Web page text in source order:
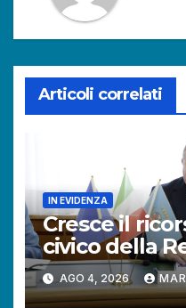
Articoli correlati
IN EVIDENZA
Cresce il
civico della
+121% di
2025.
AGO 4, 2026